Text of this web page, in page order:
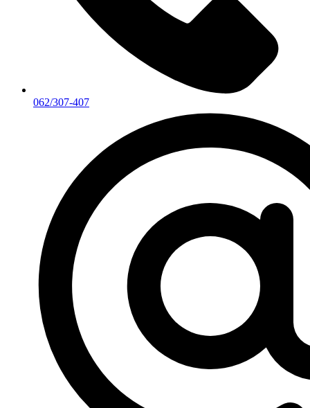
062/307-407